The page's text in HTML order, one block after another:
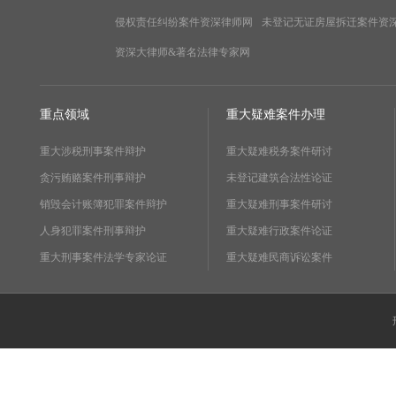
侵权责任纠纷案件资深律师网 未登记无证房屋拆迁案件资
资深大律师&著名法律专家网
重点领域
重大涉税刑事案件辩护
贪污贿赂案件刑事辩护
销毁会计账簿犯罪案件辩护
人身犯罪案件刑事辩护
重大刑事案件法学专家论证
重大疑难案件办理
重大疑难税务案件研讨
未登记建筑合法性论证
重大疑难刑事案件研讨
重大疑难行政案件论证
重大疑难民商诉讼案件